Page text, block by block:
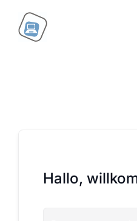
Inhalt
springen
Hallo,